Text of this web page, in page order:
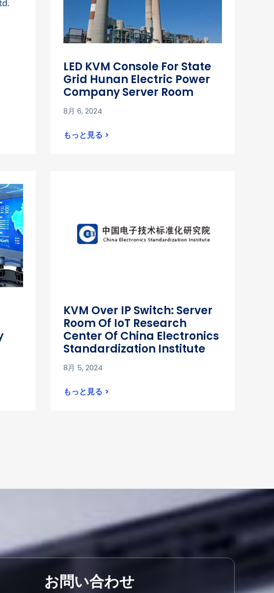
LED KVM Console For State
Grid Hunan Electric Power
Company Server Room
8月 6, 2024
もっと見る >
KVM Over IP Switch: Server
Room Of IoT Research
Center Of China Electronics
Standardization Institute
8月 5, 2024
もっと見る >
お問い合わせ